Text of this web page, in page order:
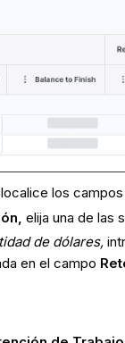
los
elija una de las
de dólares,
en el campo